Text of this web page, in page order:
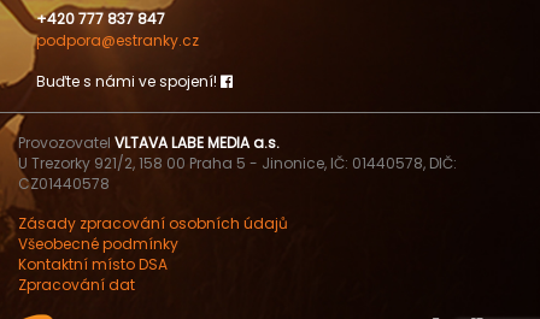
+420 777 837 847
podpora@estranky.cz
Buďte s námi ve spojení!
Provozovatel VLTAVA LABE MEDIA a.s.
U Trezorky 921/2, 158 00 Praha 5 - Jinonice, IČ: 01440578, DIČ:
CZ01440578
Zásady zpracování osobních údajů
Všeobecné podmínky
Kontaktní místo DSA
Zpracování dat